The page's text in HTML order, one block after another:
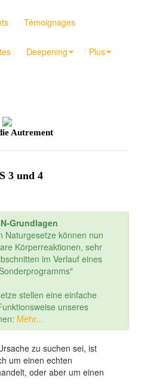
Témoignages
Deepening Plus
Autrement
3 und 4
Grundlagen
Naturgesetze können nun
Körperreaktionen, sehr
im Verlauf eines
stellen eine einfache
unseres
Mehr...
zu suchen sei, ist
um einen echten
oder aber um einen